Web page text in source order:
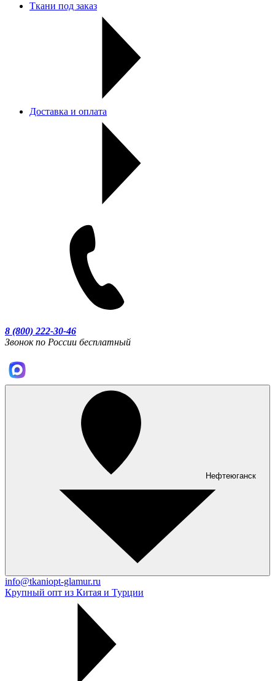
Ткани под заказ
Доставка и оплата
8 (800) 222-30-46
Звонок по России бесплатный
Нефтеюганск
info@tkaniopt-glamur.ru
Крупный опт из Китая и Турции